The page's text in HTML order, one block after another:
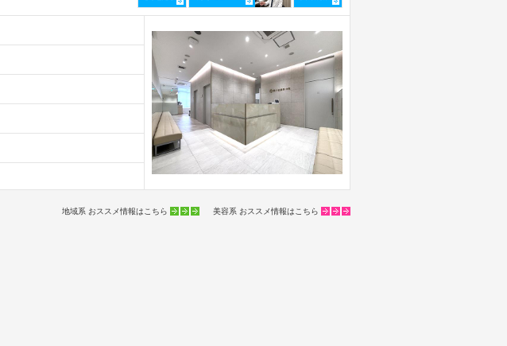
地域系 おススメ情報はこちら 美容系 おススメ情報はこちら